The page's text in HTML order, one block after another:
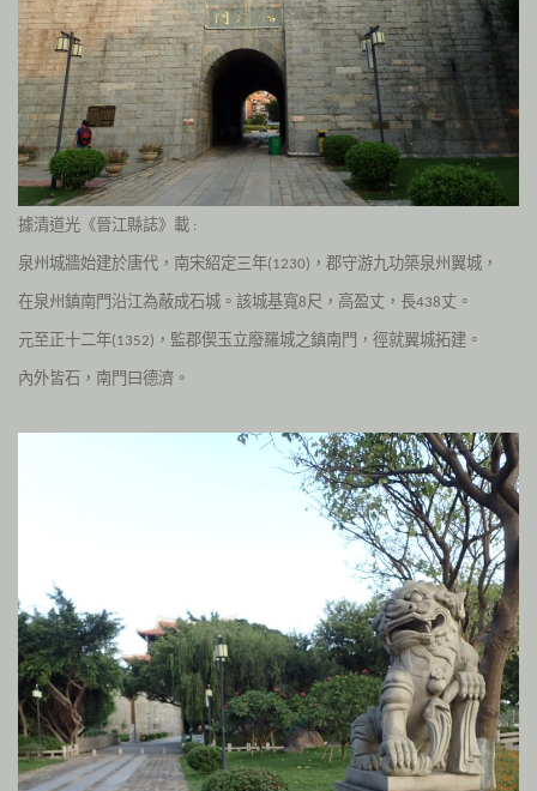
據清道光《晉江縣誌》載 :
泉州城牆始建於唐代，南宋紹定三年(1230) ，郡守游九功築泉州翼城，
在泉州鎮南門沿江為蔽成石城。該城基寬8 尺，高盈丈，長438丈。
元至正十二年(1352) ，監郡偰玉立廢羅城之鎮南門，徑就翼城拓建。
內外皆石，南門曰德濟 。